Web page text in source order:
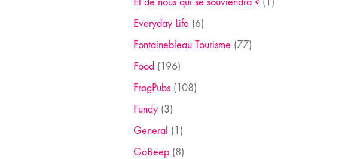
Everyday Life (6)
Fontainebleau Tourisme (77)
Food (196)
FrogPubs(108)
Fundy(3)
General (1)
GoBeep(8)